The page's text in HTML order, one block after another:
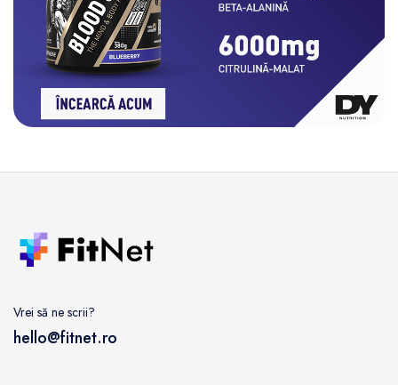
Vrei să ne scrii?
hello@fitnet.ro